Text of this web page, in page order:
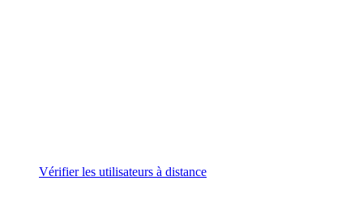
Vérifier les utilisateurs à distance